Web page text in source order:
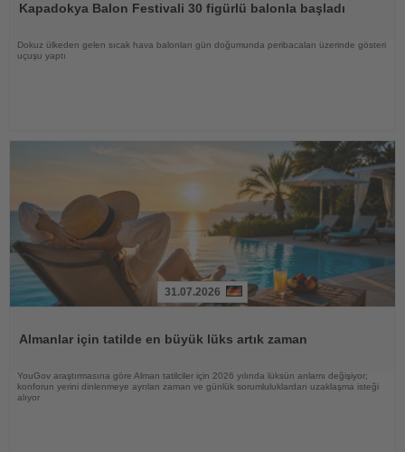
Kapadokya Balon Festivali 30 figürlü balonla başladı
Dokuz ülkeden gelen sıcak hava balonları gün doğumunda peribacaları üzerinde gösteri
uçuşu yaptı
31.07.2026
Almanlar için tatilde en büyük lüks artık zaman
YouGov araştırmasına göre Alman tatilciler için 2026 yılında lüksün anlamı değişiyor;
konforun yerini dinlenmeye ayrılan zaman ve günlük sorumluluklardan uzaklaşma isteği
alıyor